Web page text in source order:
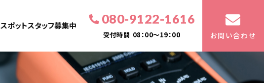
スポットスタッフ募集中 080-9122-1616
受付時間 08：00～19：00 お問い合わせ